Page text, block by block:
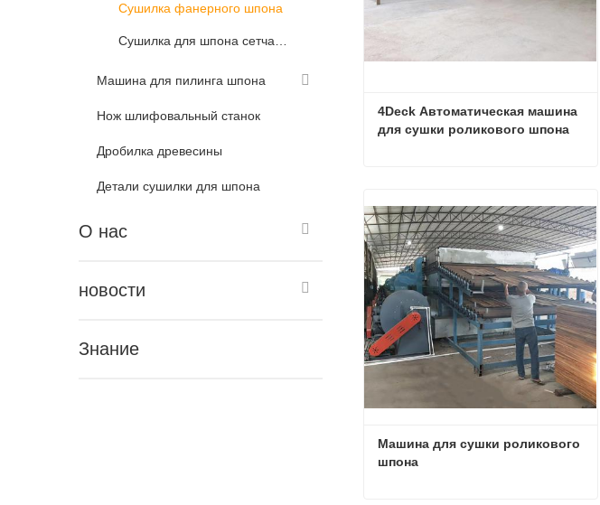
Сушилка фанерного шпона
Сушилка для шпона сетчатого ленты
Машина для пилинга шпона
Нож шлифовальный станок
Дробилка древесины
Детали сушилки для шпона
О нас
новости
Знание
4Deck Автоматическая машина
для сушки роликового шпона
Свяжитесь с нами
Машина для сушки роликового
шпона